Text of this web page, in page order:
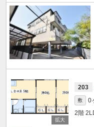
203
敷 0
2階